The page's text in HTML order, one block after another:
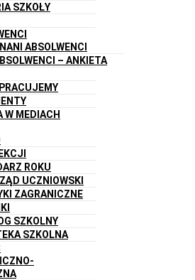
SZKOŁY
ABSOLWENCI
– ANKIETA
W MEDIACH
ROKU
UCZNIOWSKI
ZAGRANICZNE
SZKOLNY
SZKOLNA